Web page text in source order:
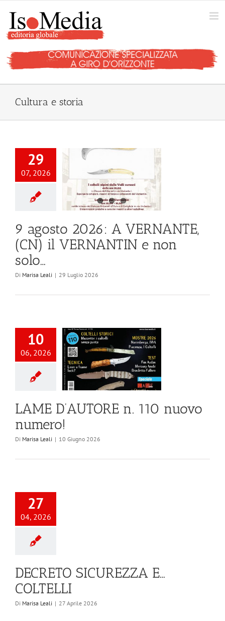
contenuto
Cultura e storia
29
07, 2026
9 agosto 2026: A VERNANTE,
(CN) il VERNANTIN e non
solo…
Di Marisa Leali | 29 Luglio 2026
10
06, 2026
LAME D’AUTORE n. 110 nuovo
numero!
Di Marisa Leali | 10 Giugno 2026
27
04, 2026
DECRETO SICUREZZA E…
COLTELLI
Di Marisa Leali | 27 Aprile 2026